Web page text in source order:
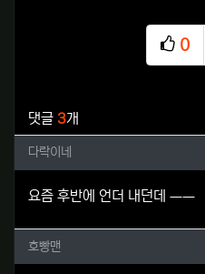
0
추천
댓글 3개
다락이네님의 댓글
다락이네
요즘 후반에 언더 내던데 ㅡㅡ
호빵맨님의 댓글
호빵맨